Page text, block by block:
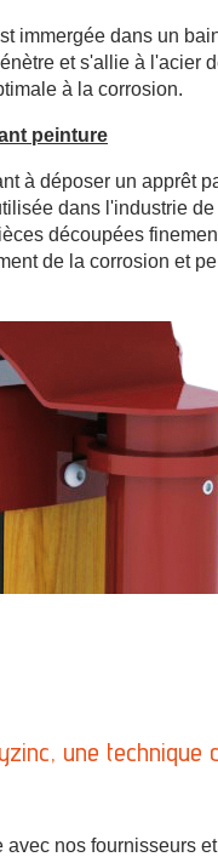
immergée dans un
et s'allie à l'acier
à la corrosion.
peinture
à déposer un apprêt
dans l'industrie
découpées
de la corrosion et
une technique
avec nos fournisseurs